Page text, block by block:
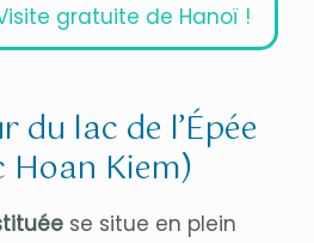
Visite gratuite de Hanoï !
du lac de l’Épée
Hoan Kiem)
se situe en plein